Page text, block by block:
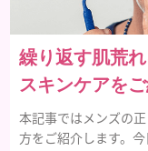
繰り返す肌荒
スキンケアを
本記事ではメンズの
方をご紹介します。